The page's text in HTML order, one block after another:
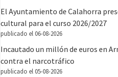
El Ayuntamiento de Calahorra
cultural para el curso 2026/2027
publicado el 06-08-2026
Incautado un millón de euros en
contra el narcotráfico
publicado el 05-08-2026